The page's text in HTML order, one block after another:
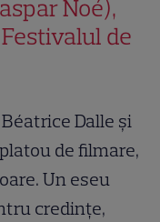
Noé),
de
Dalle și
de filmare,
Un eseu
credințe,